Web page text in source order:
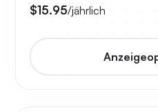
$15.95/jährlich